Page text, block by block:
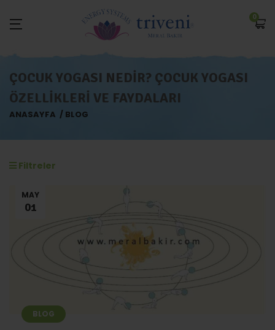
0
ÇOCUK YOGASI NEDIR? ÇOCUK YOGASI
ÖZELLIKLERI VE FAYDALARI
ANASAYFA BLOG
Filtreler
BLOG
MAY
01